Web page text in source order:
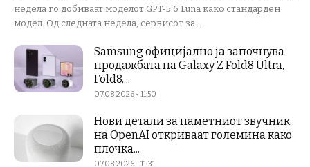
недела го добиваат моделот GPT-5.6 Luna како стандарден
модел. Од следната недела, сервисот за...
Samsung официјално ја започнува
продажбата на Galaxy Z Fold8 Ultra,
Fold8,...
07.08.2026 - 11:50
Нови детали за паметниот звучник
на OpenAI откриваат големина како
плочка...
07.08.2026 - 11:31